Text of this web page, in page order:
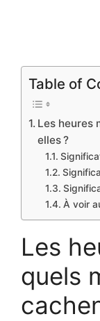
Table of
Les heures
elles ?
À voir
Les
quels